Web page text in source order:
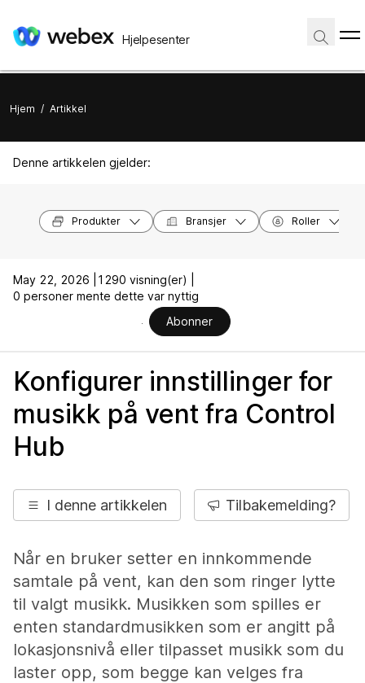
Hjelpesenter
Hjem / Artikkel
Denne artikkelen gjelder:
Produkter Bransjer Roller
May 22, 2026 |
1290 visning(er) |
0 personer mente dette var nyttig
Abonner
Konfigurer innstillinger for
musikk på vent fra Control
Hub
I denne artikkelen Tilbakemelding?
Når en bruker setter en innkommende
samtale på vent, kan den som ringer lytte
til valgt musikk. Musikken som spilles er
enten standardmusikken som er angitt på
lokasjonsnivå eller tilpasset musikk som du
laster opp, som begge kan velges fra